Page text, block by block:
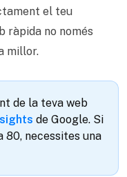
el teu
ràpida no només
millor.
de la teva web
de Google. Si
80, necessites una